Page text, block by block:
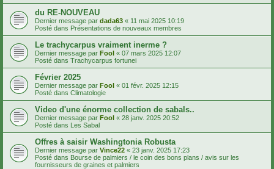
du RE-NOUVEAU
Dernier message par dada63 « 11 mai 2025 10:19
Posté dans Présentations de nouveaux membres
Le trachycarpus vraiment inerme ?
Dernier message par Fool « 07 mars 2025 12:07
Posté dans Trachycarpus fortunei
Février 2025
Dernier message par Fool « 01 févr. 2025 12:15
Posté dans Climatologie
Video d'une énorme collection de sabals..
Dernier message par Fool « 28 janv. 2025 20:52
Posté dans Les Sabal
Offres à saisir Washingtonia Robusta
Dernier message par Vince22 « 23 janv. 2025 17:23
Posté dans Bourse de palmiers / le coin des bons plans / avis sur les
fournisseurs de graines et palmiers